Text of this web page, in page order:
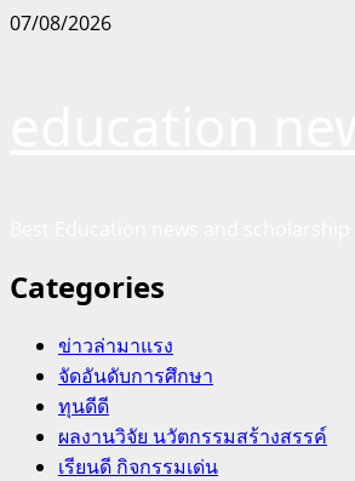
Skip
07/08/2026
Categories
ข่าวล่ามาแรง
จัดอันดับการศึกษา
ทุนดีดี
ผลงานวิจัย นวัตกรรมสร้างสรรค์
เรียนดี กิจกรรมเด่น